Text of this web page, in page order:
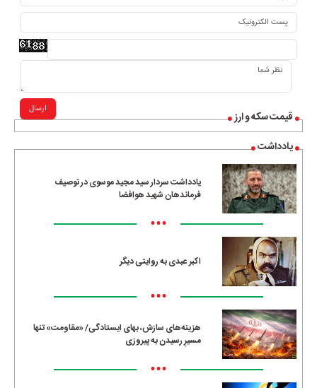
قیمت سکه و ارز
یادداشت
یادداشت سردار سید مجید موسوی در توصیف
فرماندهان شهید هوافضا
•••
اکبر عبدی به روایتی دیگر
•••
هزینه‌های سازش، بهای ایستادگی/ «مقاومت» تنها
مسیرِ رسیدن به پیروزی
•••
ارسال